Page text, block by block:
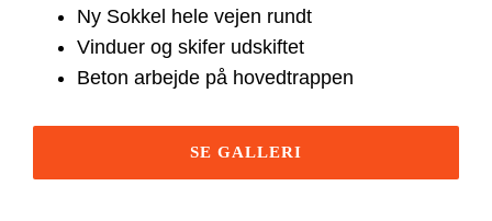
Ny Sokkel hele vejen rundt
Vinduer og skifer udskiftet
Beton arbejde på hovedtrappen
SE GALLERI